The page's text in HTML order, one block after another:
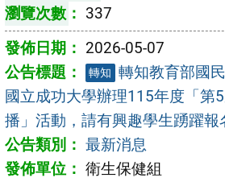
337
2026-05-07
轉知 轉知教育部國
國立成功大學辦理115年度「第
播」活動，請有興趣學生踴躍報
最新消息
衛生保健組